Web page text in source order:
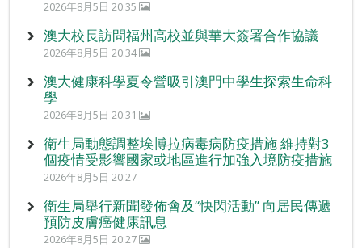
2026年8月5日 20:35
澳大校長訪問福州高校並與華大簽署合作協議
2026年8月5日 20:34
澳大健康科學夏令營吸引澳門中學生探索生命科
學
2026年8月5日 20:31
衛生局動態調整埃博拉病毒病防疫措施 維持對3
個疫情受影響國家或地區進行加強入境防疫措施
2026年8月5日 20:27
衛生局舉行新聞發佈會及“快閃活動” 向居民傳遞
預防皮膚癌健康訊息
2026年8月5日 20:27